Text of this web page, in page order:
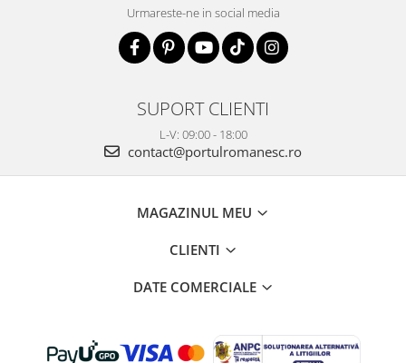
Urmareste-ne in social media
SUPORT CLIENTI
L-V: 09:00 - 18:00
contact@portulromanesc.ro
MAGAZINUL MEU
CLIENTI
DATE COMERCIALE